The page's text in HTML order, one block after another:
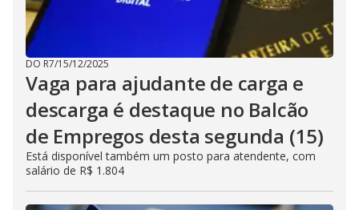
DO R7/15/12/2025
Vaga para ajudante de carga e
descarga é destaque no Balcão
de Empregos desta segunda (15)
Está disponível também um posto para atendente, com
salário de R$ 1.804